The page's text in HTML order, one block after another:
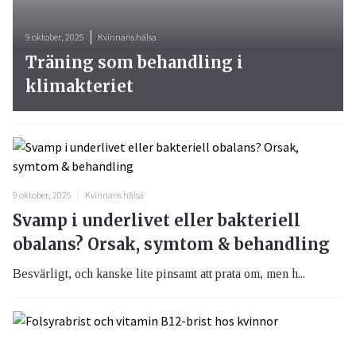
9 oktober, 2025 Kvinnans hälsa
Svamp i underlivet eller bakteriell
obalans? Orsak, symtom & behandling
Besvärligt, och kanske lite pinsamt att prata om, men h...
9 oktober, 2025 Kvinnans hälsa
Träning som behandling i
klimakteriet